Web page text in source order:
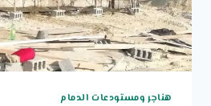
هناجر ومستودعات الدمام